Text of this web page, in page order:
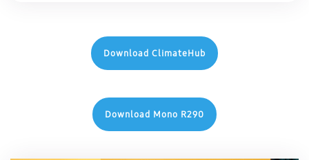
Download ClimateHub
Download Mono R290